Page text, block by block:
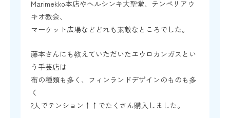
Marimekko本店やヘルシンキ大聖堂、テンペリアウ
キオ教会、
マーケット広場などどれも素敵なところでした。
藤本さんにも教えていただいたエウロカンガスとい
う手芸店は
布の種類も多く、フィンランドデザインのものも多
く
2人でテンション↑↑でたくさん購入しました。